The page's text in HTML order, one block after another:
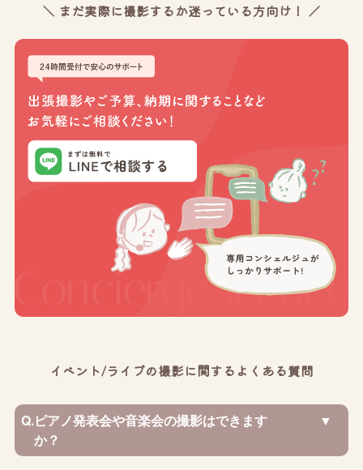
＼ まだ実際に撮影するか迷っている方向け！ ／
イベント/ライブの撮影に関するよくある質問
Q.ピアノ発表会や音楽会の撮影はできます
か？